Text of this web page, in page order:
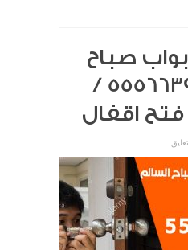
صباح
السالم / 55566392 /
اقفال